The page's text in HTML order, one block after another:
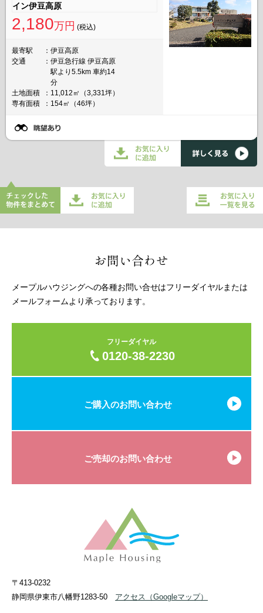
イン伊豆高原
2,180万円 (税込)
最寄駅
伊豆高原
交通
伊豆急行線 伊豆高原
駅より5.5km 車約14
分
土地面積
11,012㎡（3,331坪）
専有面積
154㎡（46坪）
お問い合わせ
メープルハウジングへの各種お問い合せはフリーダイヤルまたは
メールフォームより承っております。
フリーダイヤル
0120-38-2230
ご購入のお問い合わせ
ご売却のお問い合わせ
〒413-0232
静岡県伊東市八幡野1283-50
アクセス （Googleマップ）